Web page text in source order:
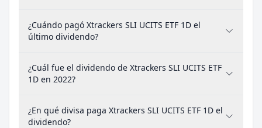
¿Cuándo pagó Xtrackers SLI UCITS ETF 1D el
último dividendo?
¿Cuál fue el dividendo de Xtrackers SLI UCITS ETF
1D en 2022?
¿En qué divisa paga Xtrackers SLI UCITS ETF 1D el
dividendo?